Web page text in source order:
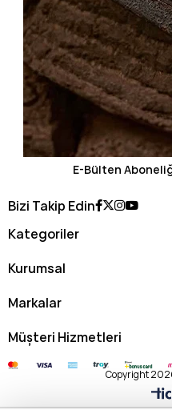
E-Bülten
Bizi Takip Edin
Kategoriler
Kurumsal
Markalar
Müşteri Hizmetleri
Copyright